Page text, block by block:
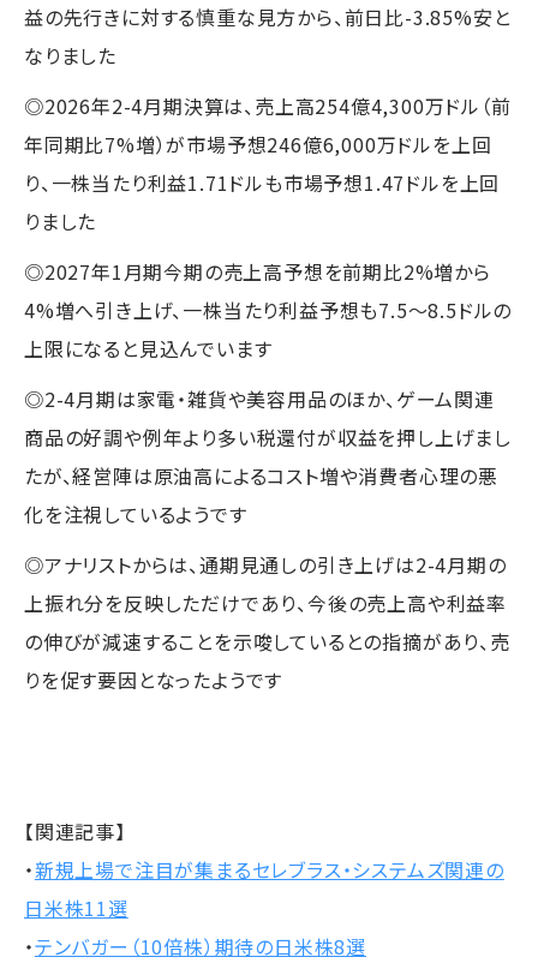
益の先行きに対する慎重な見方から、前日比-3.85%安と
なりました
◎2026年2-4月期決算は、売上高254億4,300万ドル（前
年同期比7%増）が市場予想246億6,000万ドルを上回
り、一株当たり利益1.71ドルも市場予想1.47ドルを上回
りました
◎2027年1月期今期の売上高予想を前期比2%増から
4%増へ引き上げ、一株当たり利益予想も7.5～8.5ドルの
上限になると見込んでいます
◎2-4月期は家電・雑貨や美容用品のほか、ゲーム関連
商品の好調や例年より多い税還付が収益を押し上げまし
たが、経営陣は原油高によるコスト増や消費者心理の悪
化を注視しているようです
◎アナリストからは、通期見通しの引き上げは2-4月期の
上振れ分を反映しただけであり、今後の売上高や利益率
の伸びが減速することを示唆しているとの指摘があり、売
りを促す要因となったようです
【関連記事】
・新規上場で注目が集まるセレブラス・システムズ関連の
日米株11選
・テンバガー（10倍株）期待の日米株8選